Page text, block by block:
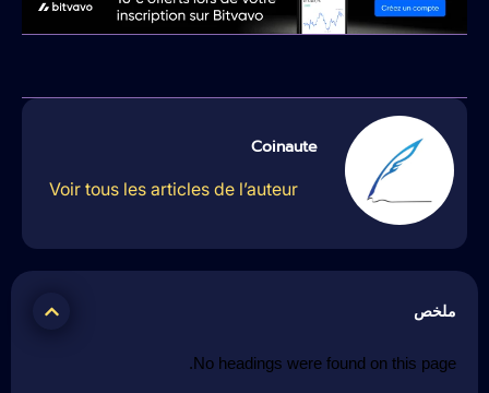
Coinaute
Voir tous les articles de l’auteur
ملخص
No headings were found on this page.